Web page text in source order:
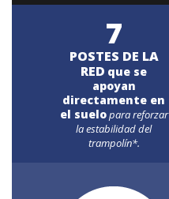
7
POSTES DE LA
RED que se
apoyan
directamente en
el suelopara reforzar
la estabilidad del
trampolín*.